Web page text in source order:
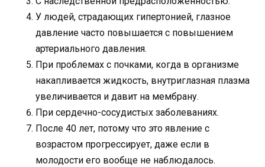
У людей, страдающих гипертонией, глазное
давление часто повышается с повышением
артериального давления.
При проблемах с почками, когда в организме
накапливается жидкость, внутриглазная плазма
увеличивается и давит на мембрану.
При сердечно-сосудистых заболеваниях.
После 40 лет, потому что это явление с
возрастом прогрессирует, даже если в
молодости его вообще не наблюдалось.